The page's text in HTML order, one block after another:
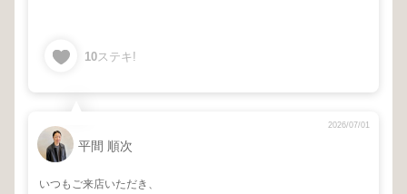
10ステキ!
平間 順次
2026/07/01
いつもご来店いただき、